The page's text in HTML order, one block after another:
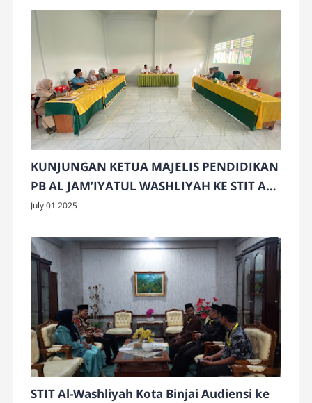
KUNJUNGAN KETUA MAJELIS PENDIDIKAN
PB AL JAM’IYATUL WASHLIYAH KE STIT AL-
WASHLIYAH BINJAI
July 01 2025
STIT Al-Washliyah Kota Binjai Audiensi ke